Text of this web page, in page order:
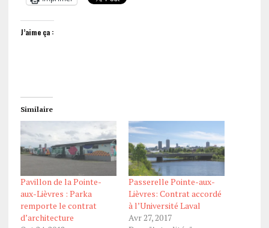
J’aime ça :
Similaire
Pavillon de la Pointe-
aux-Lièvres : Parka
remporte le contrat
d’architecture
Passerelle Pointe-aux-
Lièvres: Contrat accordé
à l’Université Laval
Avr 27, 2017